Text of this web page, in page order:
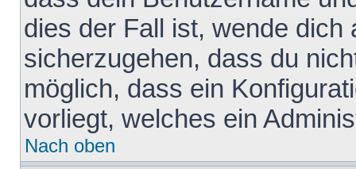
dies der Fall ist, wende dich
sicherzugehen, dass du
möglich, dass ein
vorliegt, welches ein
Nach oben